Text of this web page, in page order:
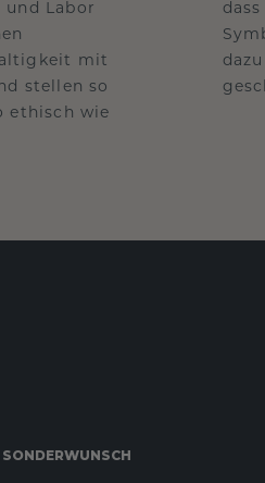
Labor
mit
stellen so
ethisch wie
SONDERWUNSCH